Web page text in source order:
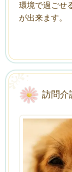
環境で過ごせ
が出来ます。
訪問介